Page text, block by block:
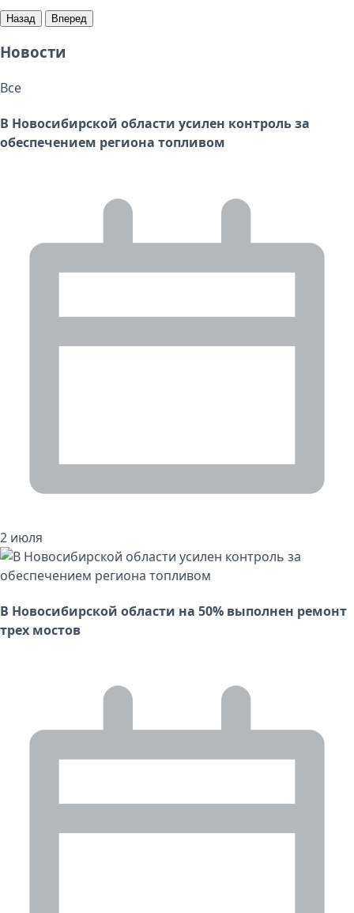
Назад Вперед
Новости
Все
В Новосибирской области усилен контроль за
обеспечением региона топливом
2 июля
В Новосибирской области на 50% выполнен ремонт
трех мостов